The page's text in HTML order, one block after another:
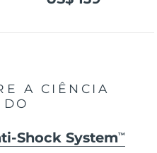
A CIÊNCIA
Shock SystemTM